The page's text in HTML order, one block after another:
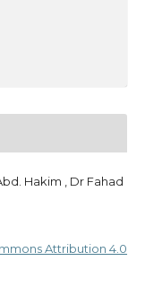
Hakim , Dr Fahad
Attribution 4.0